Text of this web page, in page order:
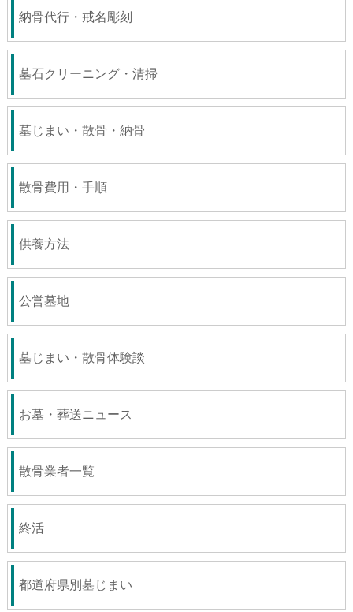
納骨代行・戒名彫刻
墓石クリーニング・清掃
墓じまい・散骨・納骨
散骨費用・手順
供養方法
公営墓地
墓じまい・散骨体験談
お墓・葬送ニュース
散骨業者一覧
終活
都道府県別墓じまい